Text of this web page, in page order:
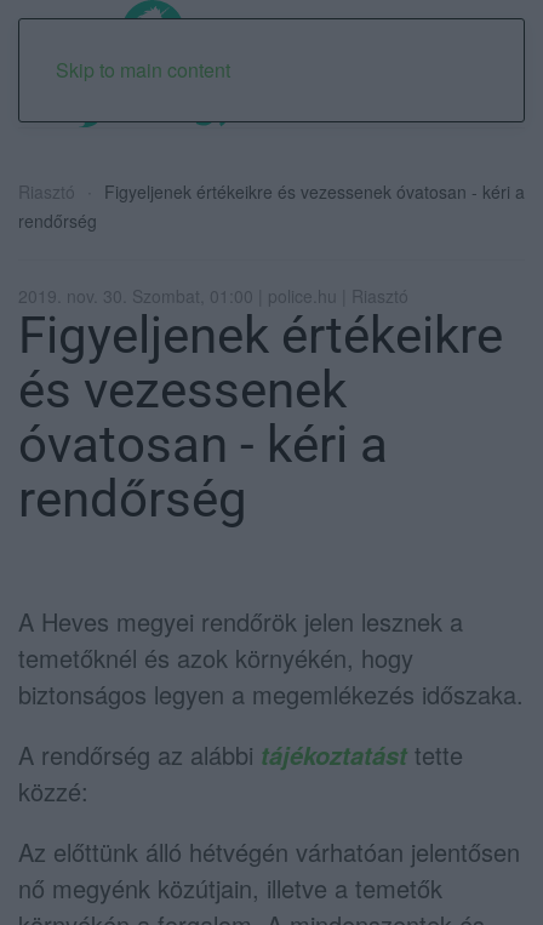
Skip to main content
Riasztó
Figyeljenek értékeikre és vezessenek óvatosan - kéri a
rendőrség
2019. nov. 30. Szombat, 01:00 | police.hu | Riasztó
Figyeljenek értékeikre
és vezessenek
óvatosan - kéri a
rendőrség
A Heves megyei rendőrök jelen lesznek a
temetőknél és azok környékén, hogy
biztonságos legyen a megemlékezés időszaka.
A rendőrség az alábbi tájékoztatást tette
közzé:
Az előttünk álló hétvégén várhatóan jelentősen
nő megyénk közútjain, illetve a temetők